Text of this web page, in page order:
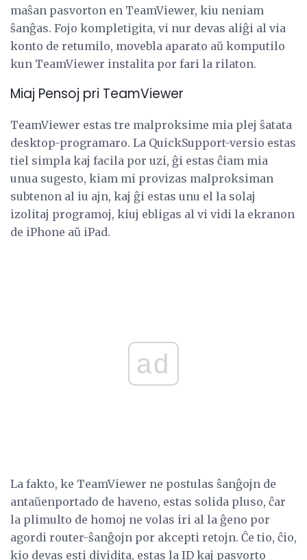
maŝan pasvorton en TeamViewer, kiu neniam
ŝanĝas. Fojo kompletigita, vi nur devas aliĝi al via
konto de retumilo, movebla aparato aŭ komputilo
kun TeamViewer instalita por fari la rilaton.
Miaj Pensoj pri TeamViewer
TeamViewer estas tre malproksime mia plej ŝatata
desktop-programaro. La QuickSupport-versio estas
tiel simpla kaj facila por uzi, ĝi estas ĉiam mia
unua sugesto, kiam mi provizas malproksiman
subtenon al iu ajn, kaj ĝi estas unu el la solaj
izolitaj programoj, kiuj ebligas al vi vidi la ekranon
de iPhone aŭ iPad.
ad
La fakto, ke TeamViewer ne postulas ŝanĝojn de
antaŭenportado de haveno, estas solida pluso, ĉar
la plimulto de homoj ne volas iri al la ĝeno por
agordi router-ŝanĝojn por akcepti retojn. Ĉe tio, ĉio,
kio devas esti dividita, estas la ID kaj pasvorto